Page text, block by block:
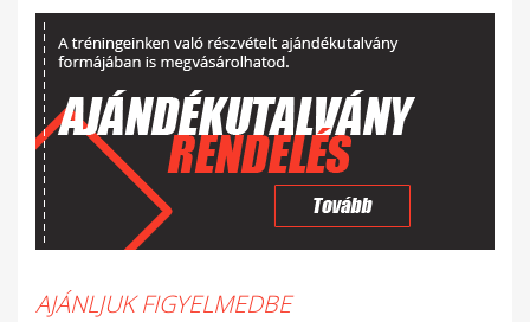
AJÁNLJUK FIGYELMEDBE